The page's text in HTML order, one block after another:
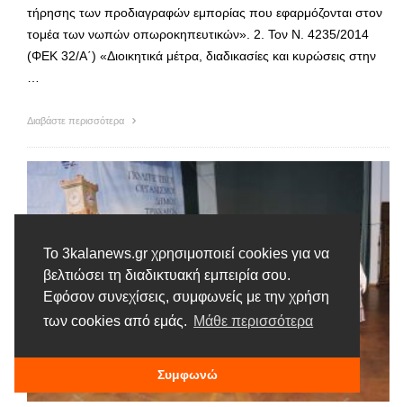
Το 3kalanews.gr χρησιμοποιεί cookies για να
βελτιώσει τη διαδικτυακή εμπειρία σου.
Εφόσον συνεχίσεις, συμφωνείς με την χρήση
των cookies από εμάς. Μάθε περισσότερα
Συμφωνώ
τήρησης των προδιαγραφών εμπορίας που εφαρμόζονται στον
τομέα των νωπών οπωροκηπευτικών». 2. Τον Ν. 4235/2014
(ΦΕΚ 32/Α΄) «Διοικητικά μέτρα, διαδικασίες και κυρώσεις στην
Διαβάστε περισσότερα